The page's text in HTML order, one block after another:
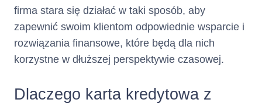
2. Opis głównych cech kredytu
Rodzaj kredytu : Karta Kredytowa(Kredyt
kredytowej)
firma stara się działać w taki sposób, aby
zapewnić swoim klientom odpowiednie wsparcie i
rozwiązania finansowe, które będą dla nich
korzystne w dłuższej perspektywie czasowej.
Dlaczego karta kredytowa z